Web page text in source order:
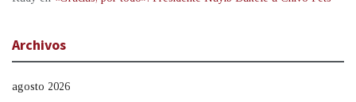
Archivos
agosto 2026